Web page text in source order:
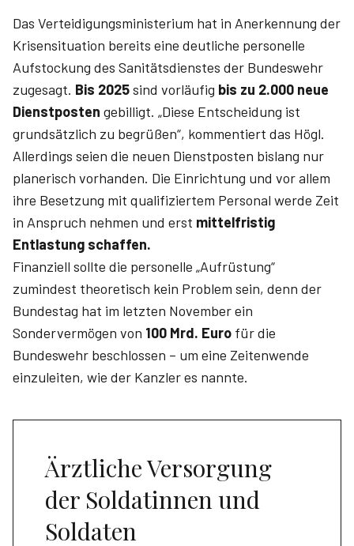
Das Verteidigungsministerium hat in Anerkennung der
Krisensituation bereits eine deutliche personelle
Aufstockung des Sanitätsdienstes der Bundeswehr
zugesagt. Bis 2025sind vorläufig bis zu 2.000 neue
Dienstposten gebilligt. „Diese Entscheidung ist
grundsätzlich zu begrüßen“, kommentiert das Högl.
Allerdings seien die neuen Dienstposten bislang nur
planerisch vorhanden. Die Einrichtung und vor allem
ihre Besetzung mit qualifiziertem Personal werde Zeit
in Anspruch nehmen und erst mittelfristig
Entlastung schaffen.
Finanziell sollte die personelle „Aufrüstung“
zumindest theoretisch kein Problem sein, denn der
Bundestag hat im letzten November ein
Sondervermögen von 100 Mrd. Euro für die
Bundeswehr beschlossen – um eine Zeitenwende
einzuleiten, wie der Kanzler es nannte.
Ärztliche Versorgung
der Soldatinnen und
Soldaten